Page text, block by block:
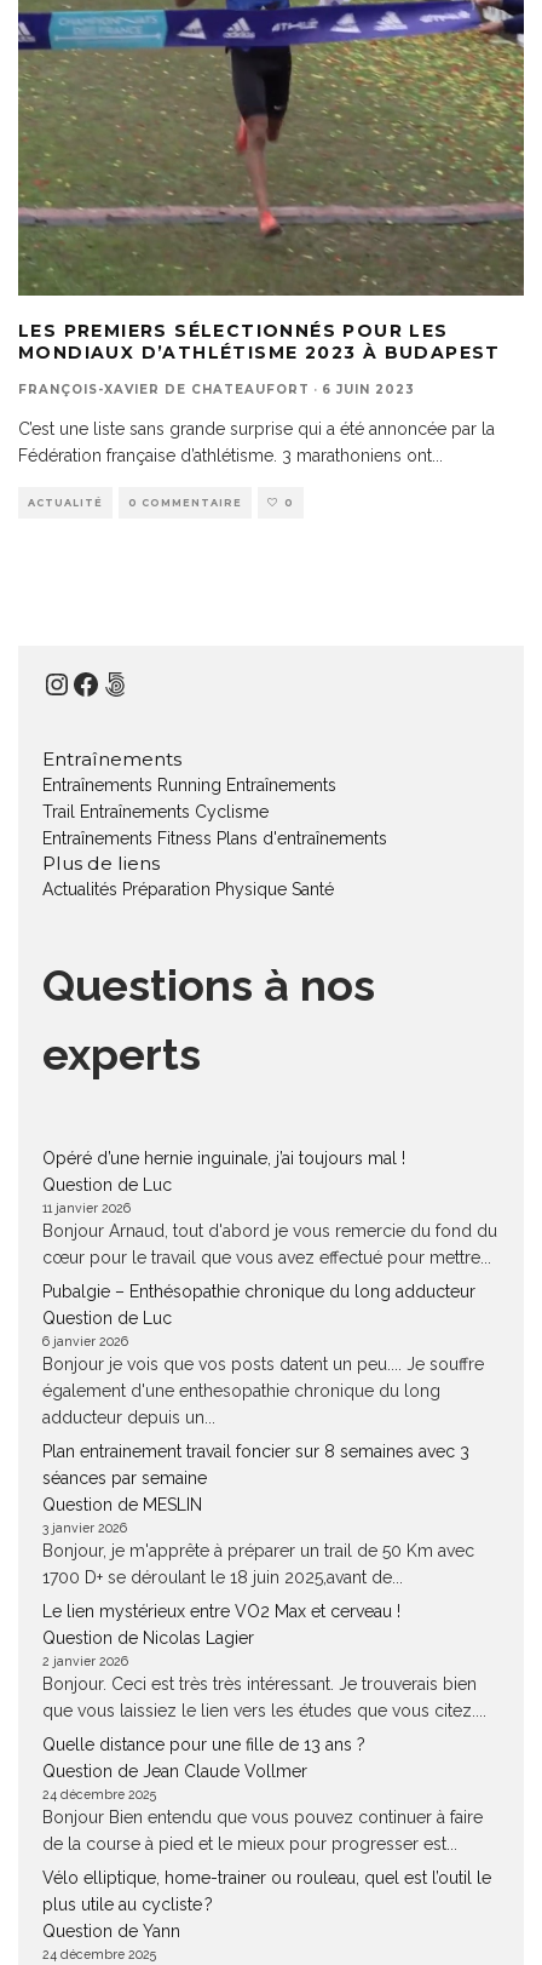
LES PREMIERS SÉLECTIONNÉS POUR LES
MONDIAUX D’ATHLÉTISME 2023 À BUDAPEST
FRANÇOIS-XAVIER DE CHATEAUFORT · 6 JUIN 2023
C’est une liste sans grande surprise qui a été annoncée par la
Fédération française d’athlétisme. 3 marathoniens ont
ACTUALITÉ 0 COMMENTAIRE 0
Instagram
Facebook
500px
Entraînements
Entraînements Running Entraînements
Trail
Entraînements Cyclisme
Entraînements Fitness Plans d'entraînements
Plus de liens
Actualités Préparation Physique Santé
Questions à nos
experts
Opéré d’une hernie inguinale, j’ai toujours mal !
Question de Luc
11 janvier 2026
Bonjour Arnaud, tout d'abord je vous remercie du fond du
cœur pour le travail que vous avez effectué pour mettre...
Pubalgie – Enthésopathie chronique du long adducteur
Question de Luc
6 janvier 2026
Bonjour je vois que vos posts datent un peu.... Je souffre
également d'une enthesopathie chronique du long
adducteur depuis un...
Plan entrainement travail foncier sur 8 semaines avec 3
séances par semaine
Question de MESLIN
3 janvier 2026
Bonjour, je m'apprête à préparer un trail de 50 Km avec
1700 D+ se déroulant le 18 juin 2025,avant de...
Le lien mystérieux entre VO2 Max et cerveau !
Question de Nicolas Lagier
2 janvier 2026
Bonjour. Ceci est très très intéressant. Je trouverais bien
que vous laissiez le lien vers les études que vous citez....
Quelle distance pour une fille de 13 ans ?
Question de Jean Claude Vollmer
24 décembre 2025
Bonjour Bien entendu que vous pouvez continuer à faire
de la course à pied et le mieux pour progresser est...
Vélo elliptique, home-trainer ou rouleau, quel est l’outil le
plus utile au cycliste ?
Question de Yann
24 décembre 2025